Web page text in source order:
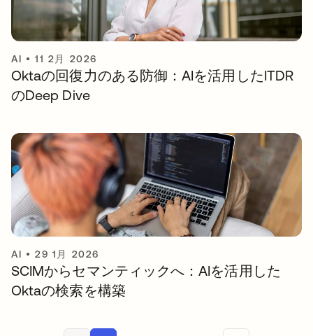
AI •11 2月 2026
Oktaの回復力のある防御：AIを活用したITDR
のDeep Dive
AI •29 1月 2026
SCIMからセマンティックへ：AIを活用した
Oktaの検索を構築